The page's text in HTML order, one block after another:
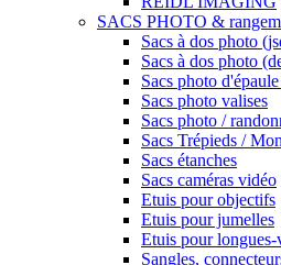
SACS PHOTO &
Sacs à dos photo
Sacs à dos photo
Sacs photo
Sacs photo valises
Sacs photo /
Sacs Trépieds /
Sacs étanches
Sacs caméras vidéo
Etuis pour objectifs
Etuis pour jumelles
Etuis pour longues-
Sangles,